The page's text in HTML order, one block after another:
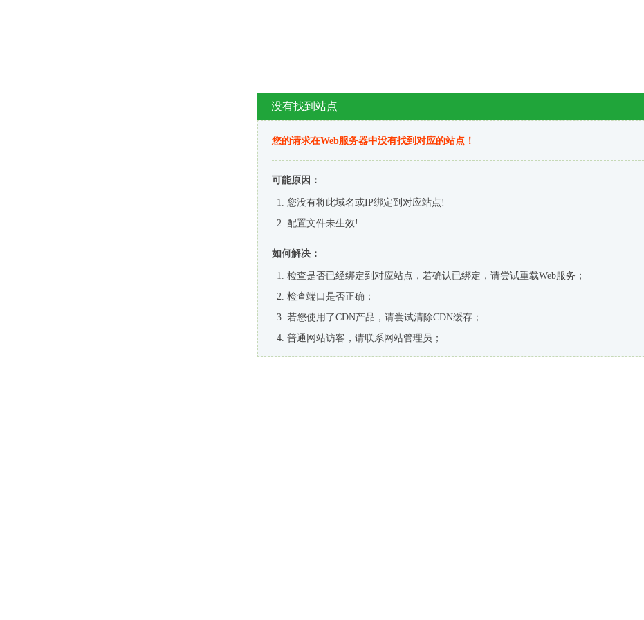
没有找到站点
您的请求在Web服务器中没有找到对应的站点！
可能原因：
您没有将此域名或IP绑定到对应站点!
配置文件未生效!
如何解决：
检查是否已经绑定到对应站点，若确认已绑定，请尝试重载Web服务；
检查端口是否正确；
若您使用了CDN产品，请尝试清除CDN缓存；
普通网站访客，请联系网站管理员；